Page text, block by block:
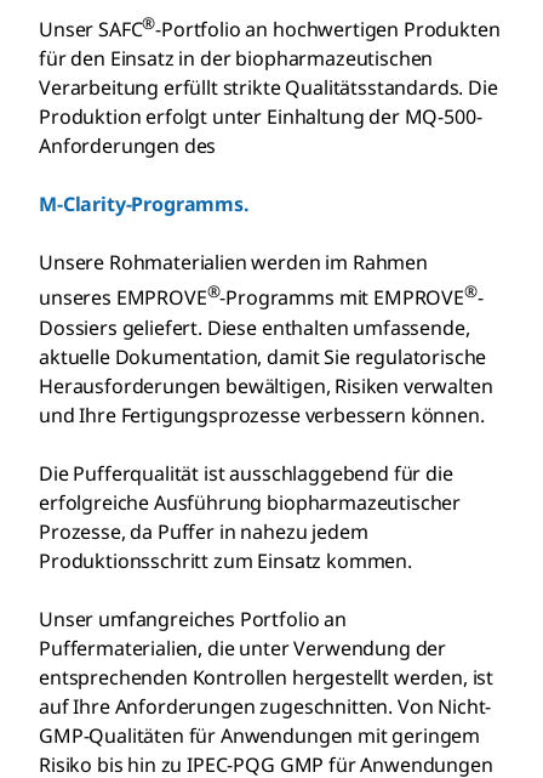
Unser SAFC®-Portfolio an hochwertigen Produkten
für den Einsatz in der biopharmazeutischen
Verarbeitung erfüllt strikte Qualitätsstandards. Die
Produktion erfolgt unter Einhaltung der MQ-500-
Anforderungen des
M-Clarity-Programms.
Unsere Rohmaterialien werden im Rahmen
unseres EMPROVE®-Programms mit EMPROVE®-
Dossiers geliefert. Diese enthalten umfassende,
aktuelle Dokumentation, damit Sie regulatorische
Herausforderungen bewältigen, Risiken verwalten
und Ihre Fertigungsprozesse verbessern können.
Die Pufferqualität ist ausschlaggebend für die
erfolgreiche Ausführung biopharmazeutischer
Prozesse, da Puffer in nahezu jedem
Produktionsschritt zum Einsatz kommen.
Unser umfangreiches Portfolio an
Puffermaterialien, die unter Verwendung der
entsprechenden Kontrollen hergestellt werden, ist
auf Ihre Anforderungen zugeschnitten. Von Nicht-
GMP-Qualitäten für Anwendungen mit geringem
Risiko bis hin zu IPEC-PQG GMP für Anwendungen